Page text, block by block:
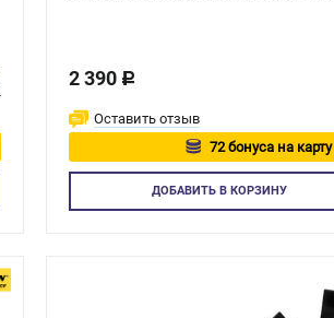
2 390 c
Оставить отзыв
72 бонуса на карту
Авторизуйтесь
ДОБАВИТЬ В КОРЗИНУ